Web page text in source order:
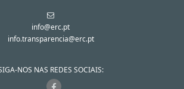
info@erc.pt
info.transparencia@erc.pt
NOS NAS REDES SOCIAIS: